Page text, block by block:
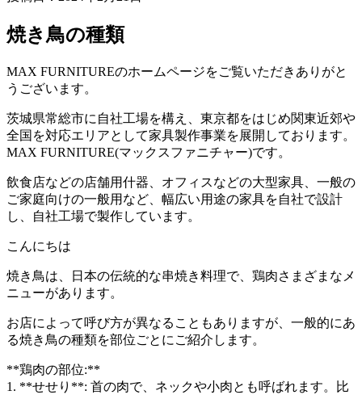
焼き鳥の種類
MAX FURNITUREのホームページをご覧いただきありがと
うございます。
茨城県常総市に自社工場を構え、東京都をはじめ関東近郊や
全国を対応エリアとして家具製作事業を展開しております。
MAX FURNITURE(マックスファニチャー)です。
飲食店などの店舗用什器、オフィスなどの大型家具、一般の
ご家庭向けの一般用など、幅広い用途の家具を自社で設計
し、自社工場で製作しています。
こんにちは
焼き鳥は、日本の伝統的な串焼き料理で、鶏肉さまざまなメ
ニューがあります。
お店によって呼び方が異なることもありますが、一般的にあ
る焼き鳥の種類を部位ごとにご紹介します。
**鶏肉の部位:**
1. **せせり**: 首の肉で、ネックや小肉とも呼ばれます。比